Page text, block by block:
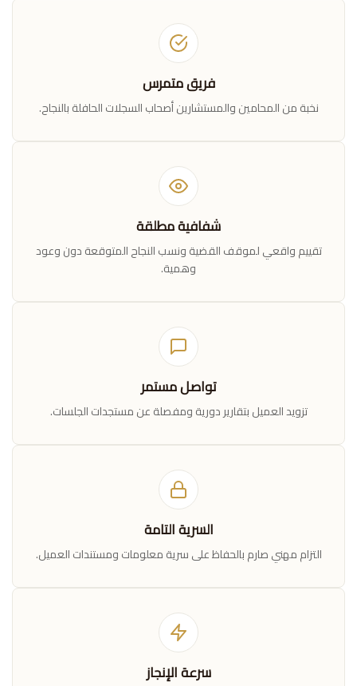
فريق متمرس
نخبة من المحامين والمستشارين أصحاب السجلات الحافلة بالنجاح.
شفافية مطلقة
تقييم واقعي لموقف القضية ونسب النجاح المتوقعة دون وعود
وهمية.
تواصل مستمر
تزويد العميل بتقارير دورية ومفصلة عن مستجدات الجلسات.
السرية التامة
التزام مهني صارم بالحفاظ على سرية معلومات ومستندات العميل.
سرعة الإنجاز